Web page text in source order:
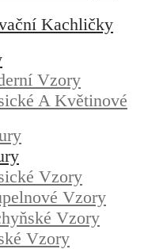
Kachličky
Vzory
A Květinové
Vzory
Vzory
Vzory
Vzory